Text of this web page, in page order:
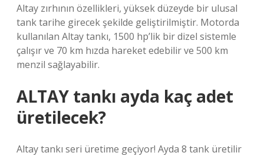
Altay zırhının özellikleri, yüksek düzeyde bir ulusal
tank tarihe girecek şekilde geliştirilmiştir. Motorda
kullanılan Altay tankı, 1500 hp’lik bir dizel sistemle
çalışır ve 70 km hızda hareket edebilir ve 500 km
menzil sağlayabilir.
ALTAY tankı ayda kaç adet
üretilecek?
Altay tankı seri üretime geçiyor! Ayda 8 tank üretilir